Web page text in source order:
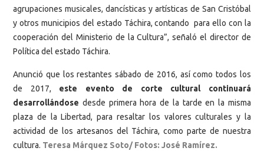
agrupaciones musicales, dancísticas y artísticas de San Cristóbal
y otros municipios del estado Táchira, contando para ello con la
cooperación del Ministerio de la Cultura”, señaló el director de
Política del estado Táchira.
Anunció que los restantes sábado de 2016, así como todos los
de 2017, este evento de corte cultural continuará
desarrollándose desde primera hora de la tarde en la misma
plaza de la Libertad, para resaltar los valores culturales y la
actividad de los artesanos del Táchira, como parte de nuestra
cultura. Teresa Márquez Soto/ Fotos: José Ramírez.